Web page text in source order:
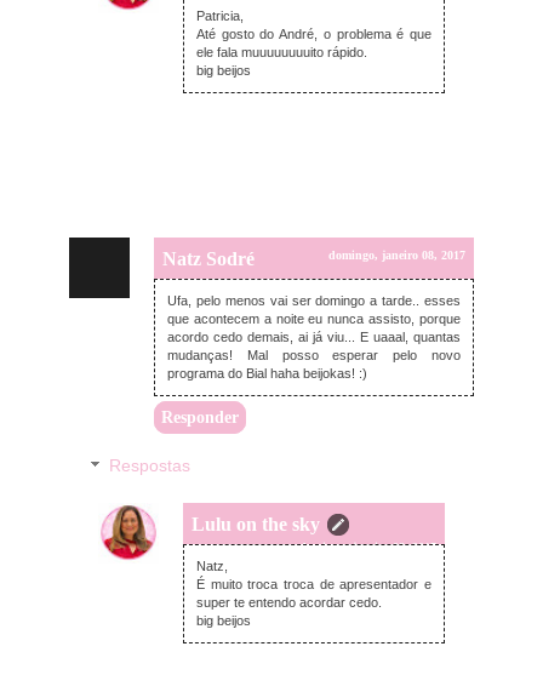
Patricia,
Até gosto do André, o problema é que
ele fala muuuuuuuuito rápido.
big beijos
Natz Sodré domingo, janeiro 08, 2017
Ufa, pelo menos vai ser domingo a tarde.. esses
que acontecem a noite eu nunca assisto, porque
acordo cedo demais, ai já viu... E uaaal, quantas
mudanças! Mal posso esperar pelo novo
programa do Bial haha beijokas! :)
Responder
Respostas
Lulu on the sky
domingo, janeiro 08, 2017
Natz,
É muito troca troca de apresentador e
super te entendo acordar cedo.
big beijos